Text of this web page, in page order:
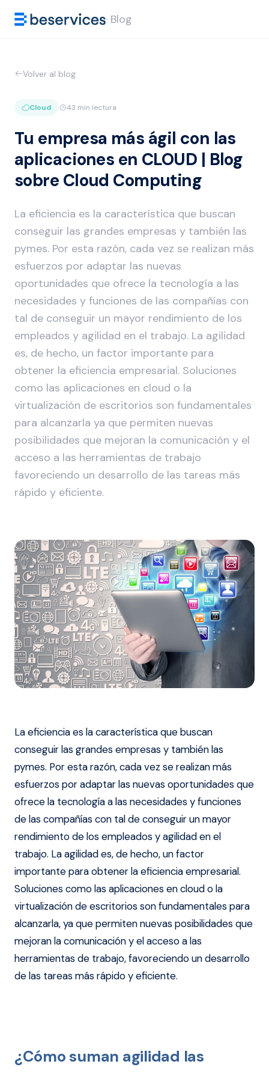
· Blog
Volver al blog
Cloud · 43 min lectura
Tu empresa más ágil con las
aplicaciones en CLOUD | Blog
sobre Cloud Computing
La eficiencia es la característica que buscan
conseguir las grandes empresas y también las
pymes. Por esta razón, cada vez se realizan más
esfuerzos por adaptar las nuevas
oportunidades que ofrece la tecnología a las
necesidades y funciones de las compañías con
tal de conseguir un mayor rendimiento de los
empleados y agilidad en el trabajo. La agilidad
es, de hecho, un factor importante para
obtener la eficiencia empresarial. Soluciones
como las aplicaciones en cloud o la
virtualización de escritorios son fundamentales
para alcanzarla ya que permiten nuevas
posibilidades que mejoran la comunicación y el
acceso a las herramientas de trabajo
favoreciendo un desarrollo de las tareas más
rápido y eficiente.
La eficiencia es la característica que buscan
conseguir las grandes empresas y también las
pymes. Por esta razón, cada vez se realizan más
esfuerzos por adaptar las nuevas oportunidades que
ofrece la tecnología a las necesidades y funciones
de las compañías con tal de conseguir un mayor
rendimiento de los empleados y agilidad en el
trabajo. La agilidad es, de hecho, un factor
importante para obtener la eficiencia empresarial.
Soluciones como las aplicaciones en cloud o la
virtualización de escritorios son fundamentales para
alcanzarla, ya que permiten nuevas posibilidades que
mejoran la comunicación y el acceso a las
herramientas de trabajo, favoreciendo un desarrollo
de las tareas más rápido y eficiente.
¿Cómo suman agilidad las